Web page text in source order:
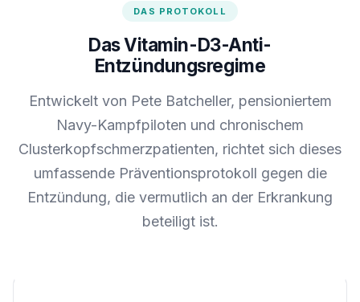
DAS PROTOKOLL
Das Vitamin-D3-Anti-
Entzündungsregime
Entwickelt von Pete Batcheller, pensioniertem
Navy-Kampfpiloten und chronischem
Clusterkopfschmerzpatienten, richtet sich dieses
umfassende Präventionsprotokoll gegen die
Entzündung, die vermutlich an der Erkrankung
beteiligt ist.